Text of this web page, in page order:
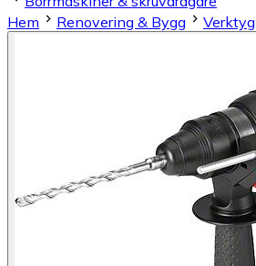
Hem
Renovering & Bygg Verktyg